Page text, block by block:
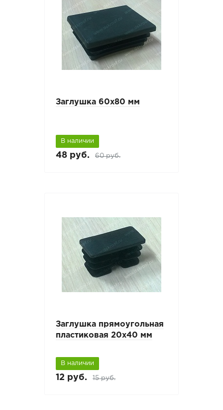
Заглушка 60х80 мм
В наличии
48 руб. 60 руб.
Заглушка прямоугольная
пластиковая 20х40 мм
В наличии
12 руб. 15 руб.